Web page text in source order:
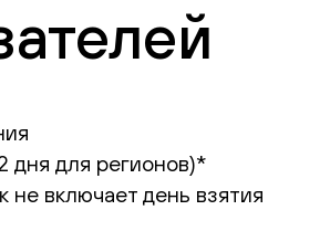
дня для регионов)*
не включает день взятия